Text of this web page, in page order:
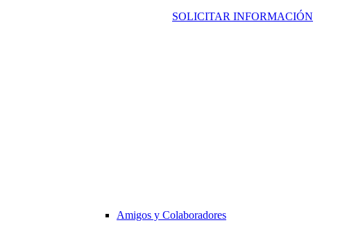
SOLICITAR INFORMACIÓN
Amigos y Colaboradores